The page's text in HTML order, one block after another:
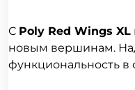
С Poly Red Wings XL
новым вершинам.
функциональность